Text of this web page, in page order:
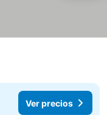
Ver precios